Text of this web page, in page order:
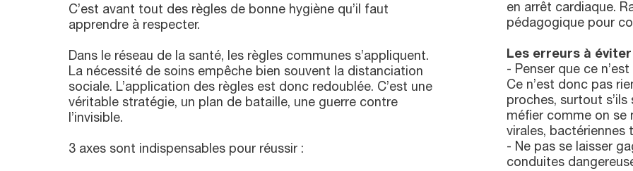
C’est avant tout des règles de bonne hygiène qu’il faut
apprendre à respecter.
Dans le réseau de la santé, les règles communes s’appliquent.
La nécessité de soins empêche bien souvent la distanciation
sociale. L’application des règles est donc redoublée. C’est une
véritable stratégie, un plan de bataille, une guerre contre
l’invisible.
3 axes sont indispensables pour réussir :
en arrêt cardiaque.
pédagogique pour
Les erreurs à éviter
- Penser que ce
Ce n’est donc pas
proches, surtout
méfier comme on se
virales, bactériennes
- Ne pas se laisser
conduites